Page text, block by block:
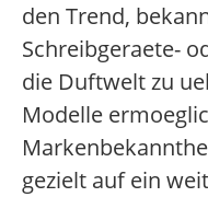
den Trend,
Schreibgeraete-
die Duftwelt zu
Modelle
gezielt auf ein